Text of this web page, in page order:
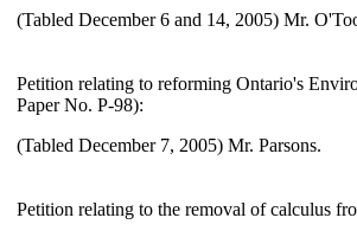
(Tabled December 6 and 14, 2005) Mr.
Petition relating to reforming Ontario's
Paper No. P-98):
(Tabled December 7, 2005) Mr. Parsons.
Petition relating to the removal of calculus